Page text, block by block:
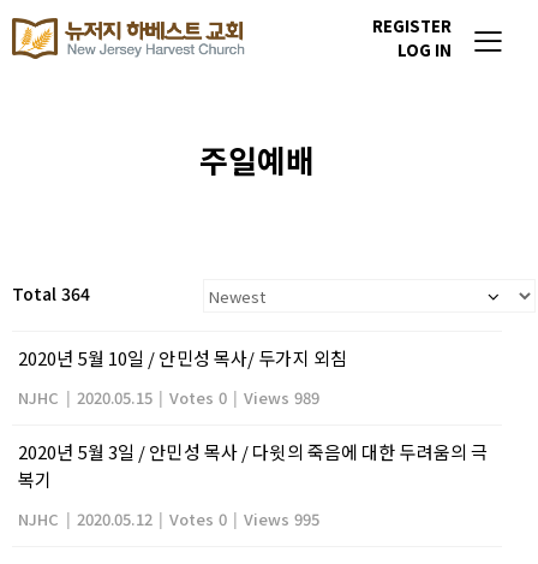
REGISTER
LOG IN
주일예배
Total 364
2020년 5월 10일 / 안민성 목사/ 두가지 외침
NJHC | 2020.05.15 | Votes 0 | Views 989
2020년 5월 3일 / 안민성 목사 / 다윗의 죽음에 대한 두려움의 극
복기
NJHC | 2020.05.12 | Votes 0 | Views 995